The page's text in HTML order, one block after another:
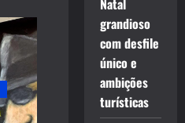
Natal
grandioso
com desfile
único e
ambições
turísticas